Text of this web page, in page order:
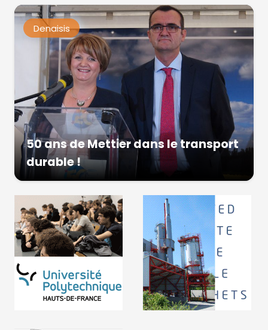
Denaisis
50 ans de Mettier dans le transport
durable !